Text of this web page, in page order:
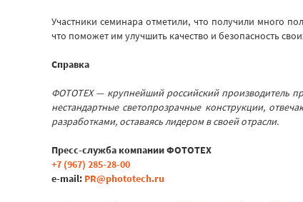
Участники семинара отметили, что получили много
что поможет им улучшить качество и безопасность
Справка
ФОТОТЕХ — крупнейший российский производитель
нестандартные светопрозрачные конструкции,
разработками, оставаясь лидером в своей отрасли.
Пресс-служба компании ФОТОТЕХ
+7 (967) 285-28-00
e-mail: PR@phototech.ru